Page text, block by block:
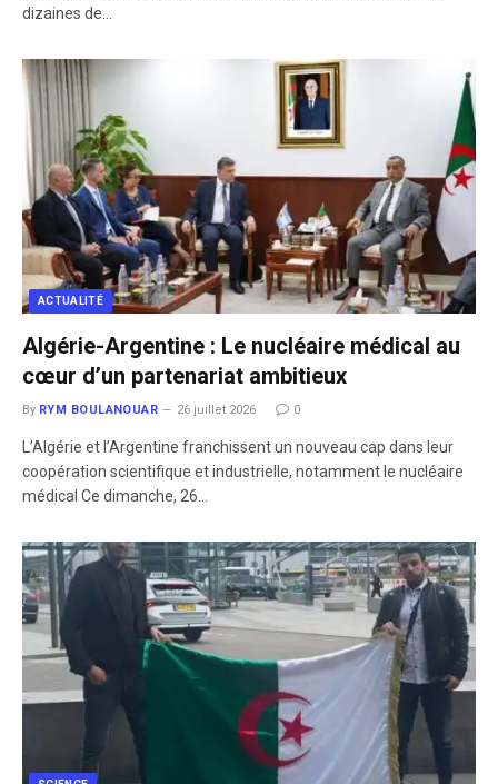
dizaines de…
ACTUALITÉ
Algérie-Argentine : Le nucléaire médical au
cœur d’un partenariat ambitieux
By RYM BOULANOUAR 26 juillet 2026 0
​L’Algérie et l’Argentine franchissent un nouveau cap dans leur
coopération scientifique et industrielle, notamment le nucléaire
médical Ce dimanche, 26…